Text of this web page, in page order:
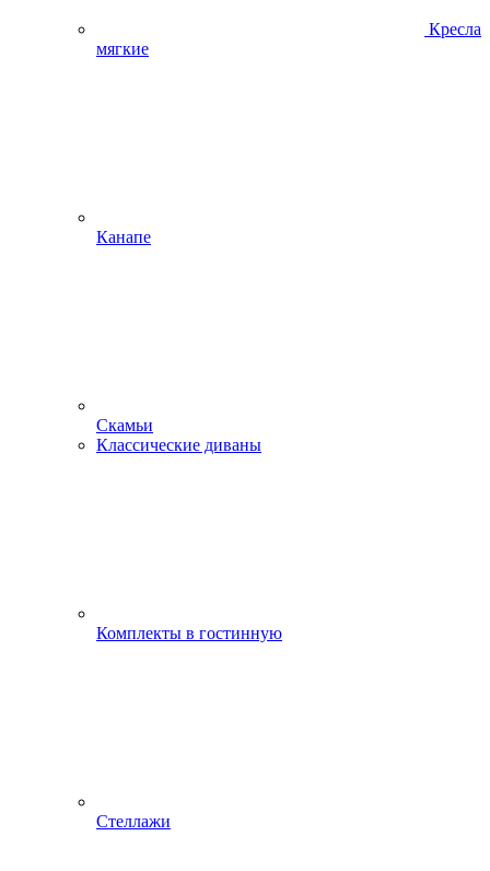
Кресла
мягкие
Канапе
Скамьи
Классические диваны
Комплекты в гостинную
Стеллажи